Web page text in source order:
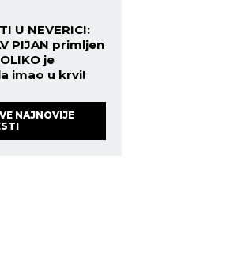
U NEVERICI:
PIJAN primljen
je
imao u krvi!
NAJNOVIJE